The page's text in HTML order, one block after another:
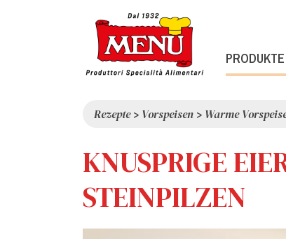
Rezepte> Vorspeisen > Warme
KNUSPRIGE
STEINPILZEN